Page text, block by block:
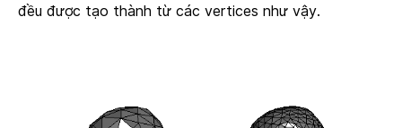
đều được tạo thành từ các vertices như vậy.